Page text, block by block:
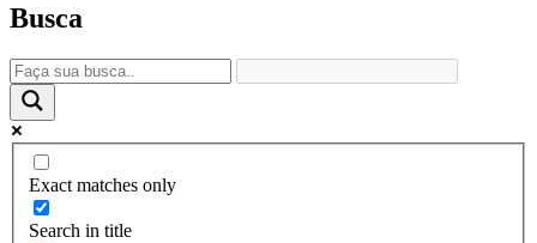
Busca
Exact matches only
Search in title